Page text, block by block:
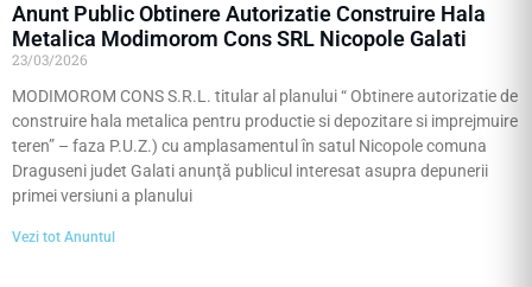
Anunt Public Obtinere Autorizatie Construire Hala
Metalica Modimorom Cons SRL Nicopole Galati
23/03/2026
MODIMOROM CONS S.R.L. titular al planului “ Obtinere autorizatie de
construire hala metalica pentru productie si depozitare si imprejmuire
teren” – faza P.U.Z.) cu amplasamentul în satul Nicopole comuna
Draguseni judet Galati anunţă publicul interesat asupra depunerii
primei versiuni a planului
Vezi tot Anuntul